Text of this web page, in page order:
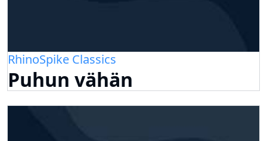
RhinoSpike Classics
Puhun vähän